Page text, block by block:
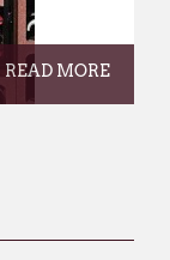
READ MORE